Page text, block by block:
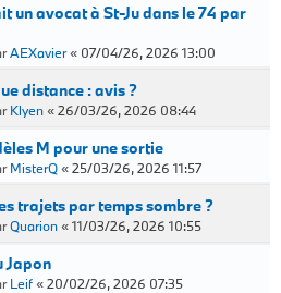
un avocat à St-Ju dans le 74 par
AEXavier« 07/04/26, 2026 13:00
distance : avis ?
Klyen«26/03/26, 2026 08:44
M pour une sortie
MisterQ«25/03/26, 2026 11:57
trajets par temps sombre ?
Quarion«11/03/26, 2026 10:55
Japon
Leif«20/02/26, 2026 07:35